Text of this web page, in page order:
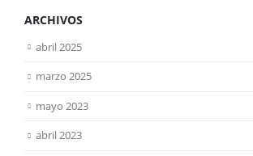
ARCHIVOS
abril 2025
marzo 2025
mayo 2023
abril 2023